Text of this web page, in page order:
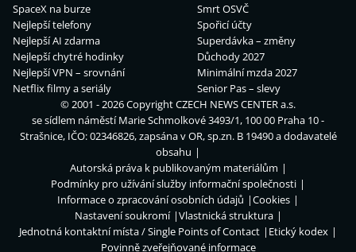
SpaceX na burze
Nejlepší telefony
Nejlepší AI zdarma
Nejlepší chytré hodinky
Nejlepší VPN – srovnání
Netflix filmy a seriály
Smrt OSVČ
Spořicí účty
Superdávka – změny
Důchody 2027
Minimální mzda 2027
Senior Pas – slevy
© 2001 - 2026 CopyrightCZECH NEWS CENTER a.s.
se sídlem náměstí Marie Schmolkové 3493/1, 100 00 Praha 10 -
Strašnice, IČO: 02346826, zapsána v OR, sp.zn. B 19490 a dodavatelé
obsahu
Autorská práva k publikovaným materiálům
Podmínky pro užívání služby informační společnosti
Informace o zpracování osobních údajů
Cookies
Nastavení soukromí
Vlastnická struktura
Jednotná kontaktní místa / Single Points of Contact
Etický kodex
Povinně zveřejňované informace